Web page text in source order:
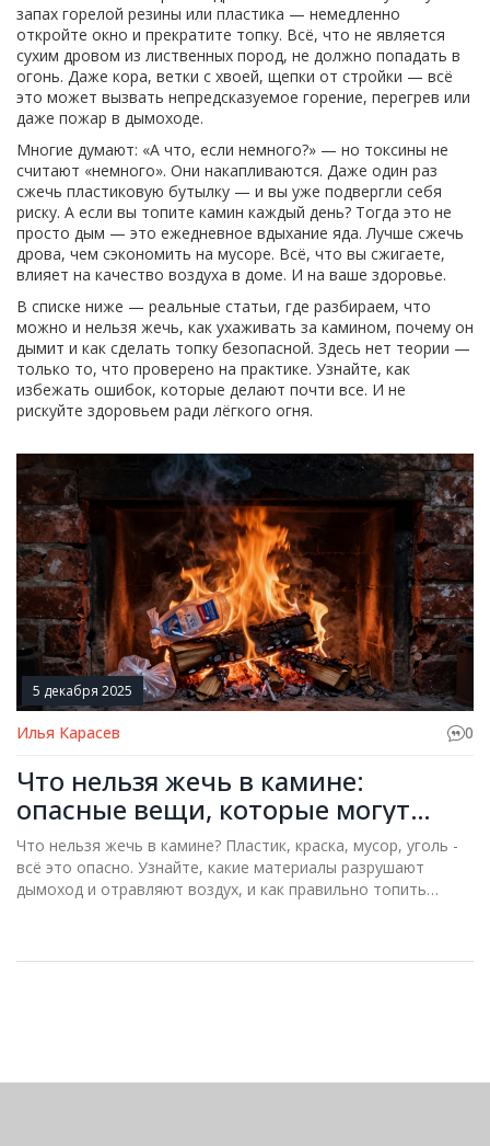
запах горелой резины или пластика — немедленно
откройте окно и прекратите топку. Всё, что не является
сухим дровом из лиственных пород, не должно попадать в
огонь. Даже кора, ветки с хвоей, щепки от стройки — всё
это может вызвать непредсказуемое горение, перегрев или
даже пожар в дымоходе.
Многие думают: «А что, если немного?» — но токсины не
считают «немного». Они накапливаются. Даже один раз
сжечь пластиковую бутылку — и вы уже подвергли себя
риску. А если вы топите камин каждый день? Тогда это не
просто дым — это ежедневное вдыхание яда. Лучше сжечь
дрова, чем сэкономить на мусоре. Всё, что вы сжигаете,
влияет на качество воздуха в доме. И на ваше здоровье.
В списке ниже — реальные статьи, где разбираем, что
можно и нельзя жечь, как ухаживать за камином, почему он
дымит и как сделать топку безопасной. Здесь нет теории —
только то, что проверено на практике. Узнайте, как
избежать ошибок, которые делают почти все. И не
рискуйте здоровьем ради лёгкого огня.
5 декабря 2025
Илья Карасев 0
Что нельзя жечь в камине:
опасные вещи, которые могут
разрушить ваш очаг
Что нельзя жечь в камине? Пластик, краска, мусор, уголь -
всё это опасно. Узнайте, какие материалы разрушают
дымоход и отравляют воздух, и как правильно топить